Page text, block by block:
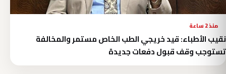
منذ 2 ساعة
نقيب الأطباء: قيد خريجي الطب الخاص مستمر والمخالفة
تستوجب وقف قبول دفعات جديدة